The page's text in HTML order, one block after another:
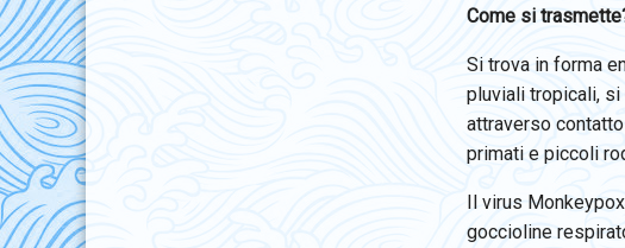
Come si
Si trova in forma
pluviali tropicali,
attraverso
primati e piccoli
Il virus
goccioline